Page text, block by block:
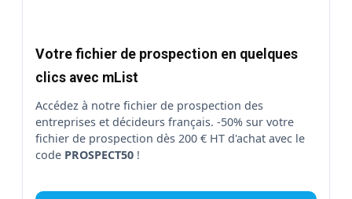
Votre fichier de prospection en quelques
clics avec mList
Accédez à notre fichier de prospection des
entreprises et décideurs français. -50% sur votre
fichier de prospection dès 200 € HT d'achat avec le
code PROSPECT50 !